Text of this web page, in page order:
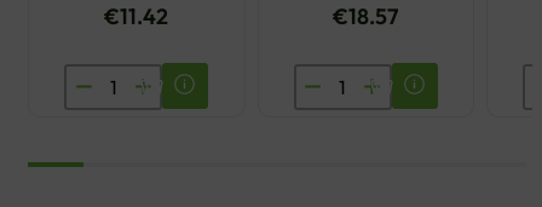
€11.42
DR.THEISS
MULTI-
€18.57
MIVITA
BETA